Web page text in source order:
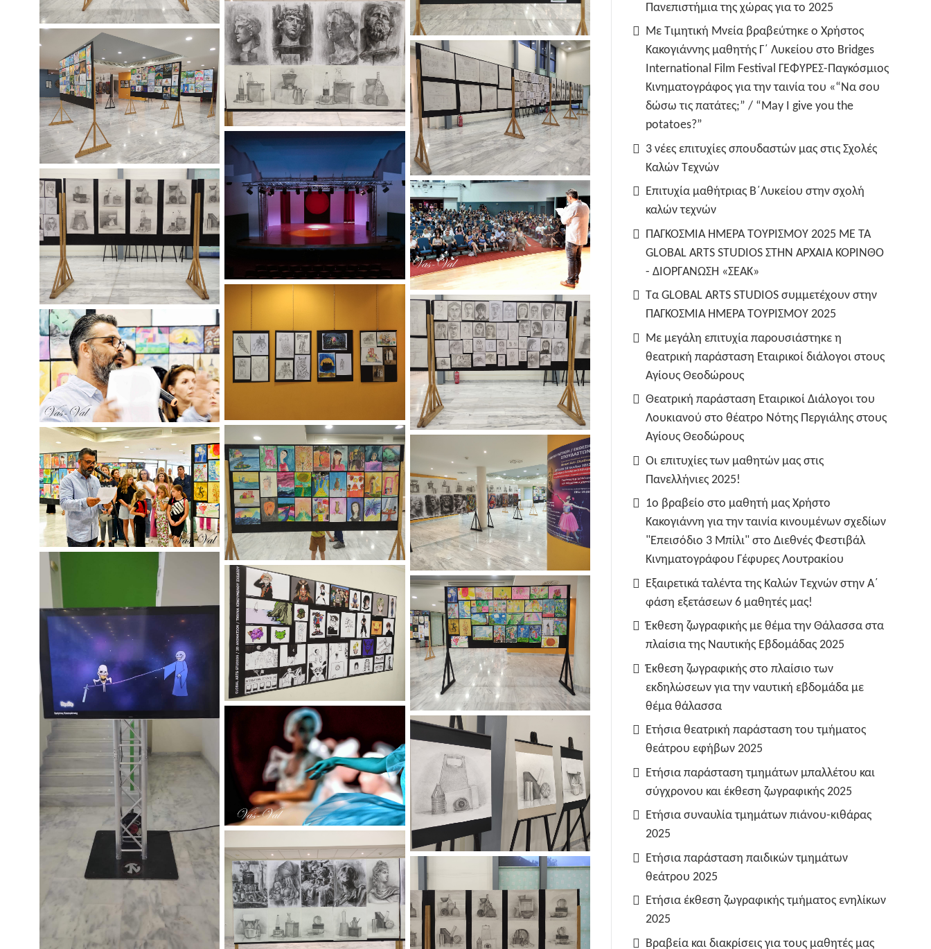
Πανεπιστήμια της χώρας για το 2025
Με Τιμητική Μνεία βραβεύτηκε ο Χρήστος
Κακογιάννης μαθητής Γ΄ Λυκείου στο Bridges
International Film Festival ΓΕΦΥΡΕΣ-Παγκόσμιος
Κινηματογράφος για την ταινία του «“Να σου
δώσω τις πατάτες;” / “May I give you the
potatoes?”
3 νέες επιτυχίες σπουδαστών μας στις Σχολές
Καλών Τεχνών
Επιτυχία μαθήτριας Β΄Λυκείου στην σχολή
καλών τεχνών
ΠΑΓΚΟΣΜΙΑ ΗΜΕΡΑ ΤΟΥΡΙΣΜΟΥ 2025 ΜΕ ΤΑ
GLOBAL ARTS STUDIOS ΣΤΗΝ ΑΡΧΑΙΑ ΚΟΡΙΝΘΟ
- ΔΙΟΡΓΑΝΩΣΗ «ΣΕΑΚ»
Τα GLOBAL ARTS STUDIOS συμμετέχουν στην
ΠΑΓΚΟΣΜΙΑ ΗΜΕΡΑ ΤΟΥΡΙΣΜΟΥ 2025
Με μεγάλη επιτυχία παρουσιάστηκε η
θεατρική παράσταση Εταιρικοί διάλογοι στους
Αγίους Θεοδώρους
Θεατρική παράσταση Εταιρικοί Διάλογοι του
Λουκιανού στο θέατρο Νότης Περγιάλης στους
Αγίους Θεοδώρους
Οι επιτυχίες των μαθητών μας στις
Πανελλήνιες 2025!
1ο βραβείο στο μαθητή μας Χρήστο
Κακογιάννη για την ταινία κινουμένων σχεδίων
"Επεισόδιο 3 Μπίλι" στο Διεθνές Φεστιβάλ
Κινηματογράφου Γέφυρες Λουτρακίου
Εξαιρετικά ταλέντα της Καλών Τεχνών στην Α΄
φάση εξετάσεων 6 μαθητές μας!
Έκθεση ζωγραφικής με θέμα την Θάλασσα στα
πλαίσια της Ναυτικής Εβδομάδας 2025
Έκθεση ζωγραφικής στο πλαίσιο των
εκδηλώσεων για την ναυτική εβδομάδα με
θέμα θάλασσα
Ετήσια θεατρική παράσταση του τμήματος
θεάτρου εφήβων 2025
Ετήσια παράσταση τμημάτων μπαλλέτου και
σύγχρονου και έκθεση ζωγραφικής 2025
Ετήσια συναυλία τμημάτων πιάνου-κιθάρας
2025
Ετήσια παράσταση παιδικών τμημάτων
θεάτρου 2025
Ετήσια έκθεση ζωγραφικής τμήματος ενηλίκων
2025
Βραβεία και διακρίσεις για τους μαθητές μας